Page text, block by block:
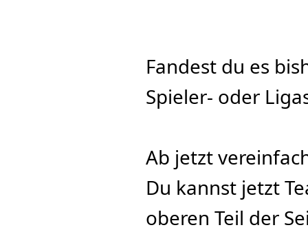
Fandest du es
Spieler- oder
Ab jetzt
Du kannst jetzt
oberen Teil der